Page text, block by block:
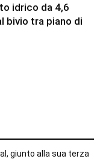
idrico da 4,6
bivio tra piano di
giunto alla sua terza